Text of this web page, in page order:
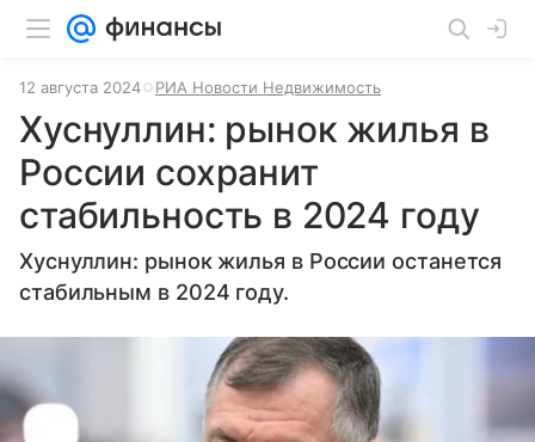
12 августа 2024 РИА Новости Недвижимость
Хуснуллин: рынок жилья в
России сохранит
стабильность в 2024 году
Хуснуллин: рынок жилья в России останется
стабильным в 2024 году.